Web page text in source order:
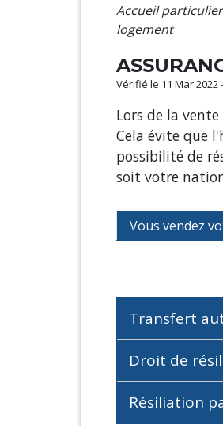
Accueil
logement
Vérifié le 11 Mar
Lors de la
Cela évite que
possibilité de
soit votre
Vous vendez
Transfert
Droit de
Résiliation